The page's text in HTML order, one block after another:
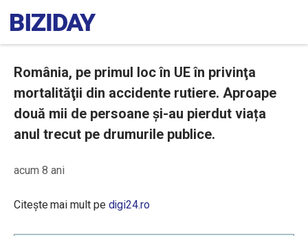
România, pe primul loc în UE în privinţa
mortalităţii din accidente rutiere. Aproape
două mii de persoane și-au pierdut viața
anul trecut pe drumurile publice.
acum 8 ani
Citește mai mult pe digi24.ro